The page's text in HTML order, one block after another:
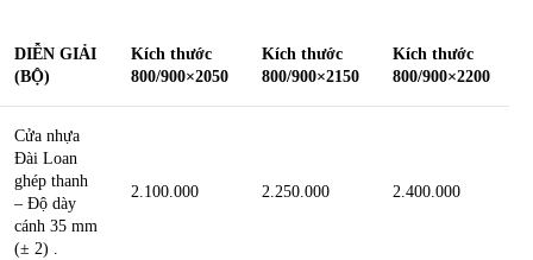
DIỄN GIẢI
(BỘ)
Kích thước
800/900×2050
Kích thước
800/900×2150
Kích thước
800/900×2200
Cửa nhựa
Đài Loan
ghép thanh
– Độ dày
cánh 35 mm
(± 2) .
2.100.000 2.250.000 2.400.000